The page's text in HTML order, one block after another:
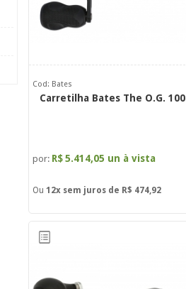
Cod: Bates
Carretilha Bates The O.G. 100
por: R$5.414,05 un à vista
Ou 12x sem juros de R$ 474,92